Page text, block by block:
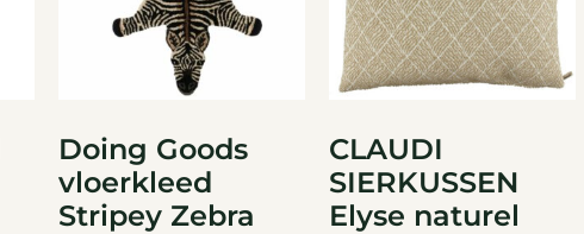
Doing Goods
vloerkleed
Stripey Zebra
CLAUDI
SIERKUSSEN
Elyse naturel